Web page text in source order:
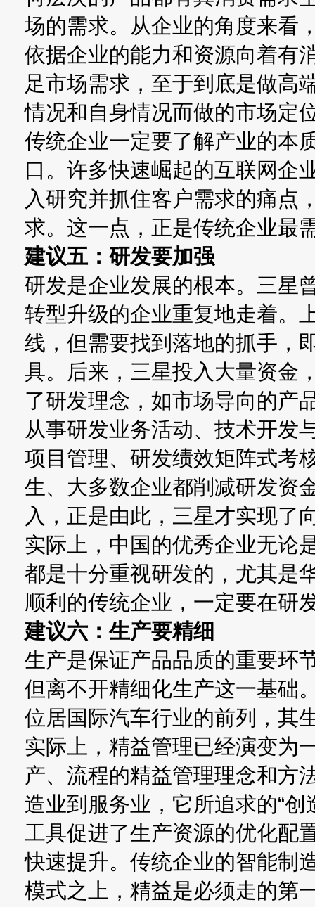
场的需求。从企业的角度来看
依据企业的能力和资源向着有
足市场需求，至于到底是做高
情况和自身情况而做的市场定
传统企业一定要了解产业的本
口。许多快速崛起的互联网企
入研究并抓住客户需求的痛点
求。这一点，正是传统企业最
建议五：研发要加强
研发是企业发展的根本。三星
转型升级的企业重复地走着。
线，但需要找到落地的抓手，
具。后来，三星投入大量资金
了研发理念，如市场导向的产
从事研发业务活动、技术开发
项目管理、研发绩效矩阵式考
生、大多数企业都削减研发资
入，正是由此，三星才实现了
实际上，中国的优秀企业无论
都是十分重视研发的，尤其是
顺利的传统企业，一定要在研
建议六：生产要精细
生产是保证产品品质的重要环
但离不开精细化生产这一基础
位居国际汽车行业的前列，其
实际上，精益管理已经演变为
产、流程的精益管理理念和方
造业到服务业，它所追求的“
工具促进了生产资源的优化配
快速提升。传统企业的智能制
模式之上，精益是必须走的第